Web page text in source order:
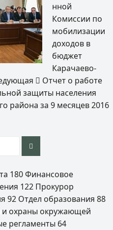
нной
Комиссии по
мобилизации
доходов в
бюджет
Карачаево-
Отчет о работе
защиты населения
района за 9 месяцев 2016
180 Финансовое
122 Прокурор
92 Отдел образования88
и охраны окружающей
регламенты 64